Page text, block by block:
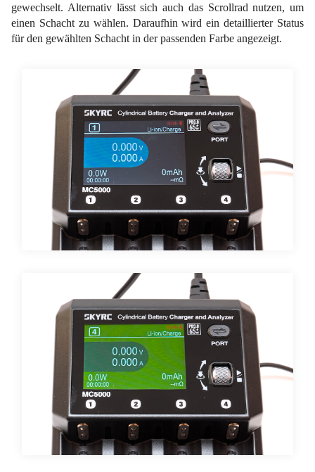
gewechselt. Alternativ lässt sich auch das Scrollrad nutzen, um
einen Schacht zu wählen. Daraufhin wird ein detaillierter Status
für den gewählten Schacht in der passenden Farbe angezeigt.